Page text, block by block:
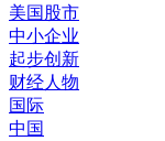
美国股市
中小企业
起步创新
财经人物
国际
中国